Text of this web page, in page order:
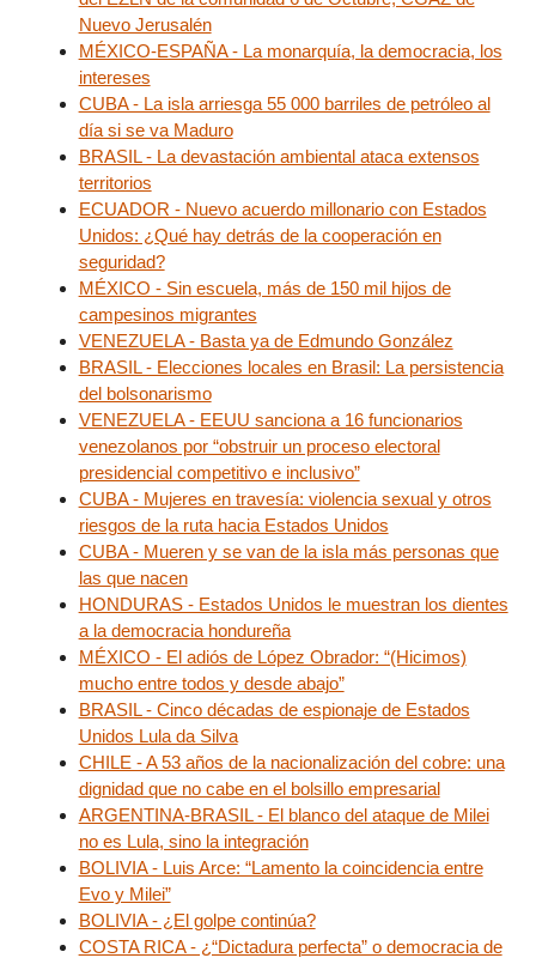
Nuevo Jerusalén
MÉXICO-ESPAÑA - La monarquía, la democracia, los
intereses
CUBA - La isla arriesga 55 000 barriles de petróleo al
día si se va Maduro
BRASIL - La devastación ambiental ataca extensos
territorios
ECUADOR - Nuevo acuerdo millonario con Estados
Unidos: ¿Qué hay detrás de la cooperación en
seguridad?
MÉXICO - Sin escuela, más de 150 mil hijos de
campesinos migrantes
VENEZUELA - Basta ya de Edmundo González
BRASIL - Elecciones locales en Brasil: La persistencia
del bolsonarismo
VENEZUELA - EEUU sanciona a 16 funcionarios
venezolanos por “obstruir un proceso electoral
presidencial competitivo e inclusivo”
CUBA - Mujeres en travesía: violencia sexual y otros
riesgos de la ruta hacia Estados Unidos
CUBA - Mueren y se van de la isla más personas que
las que nacen
HONDURAS - Estados Unidos le muestran los dientes
a la democracia hondureña
MÉXICO - El adiós de López Obrador: “(Hicimos)
mucho entre todos y desde abajo”
BRASIL - Cinco décadas de espionaje de Estados
Unidos Lula da Silva
CHILE - A 53 años de la nacionalización del cobre: una
dignidad que no cabe en el bolsillo empresarial
ARGENTINA-BRASIL - El blanco del ataque de Milei
no es Lula, sino la integración
BOLIVIA - Luis Arce: “Lamento la coincidencia entre
Evo y Milei”
BOLIVIA - ¿El golpe continúa?
COSTA RICA - ¿“Dictadura perfecta” o democracia de